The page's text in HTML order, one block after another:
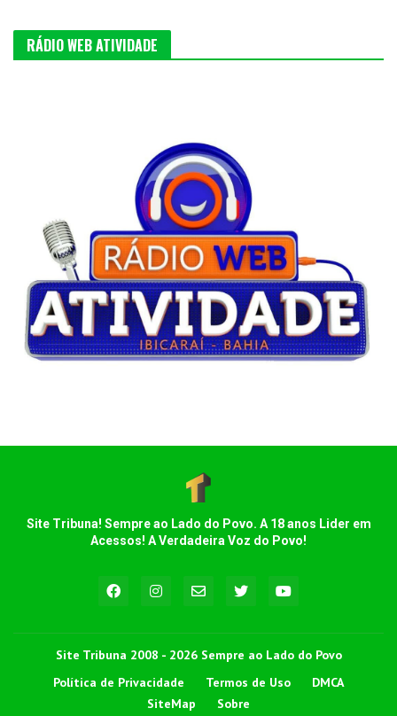
RÁDIO WEB ATIVIDADE
Site Tribuna! Sempre ao Lado do Povo. A 18 anos Lider em
Acessos! A Verdadeira Voz do Povo!
Site Tribuna 2008 - 2026 Sempre ao Lado do Povo
Política de Privacidade
Termos de Uso
DMCA
SiteMap
Sobre